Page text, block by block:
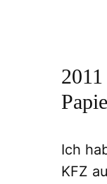
Ich
KFZ